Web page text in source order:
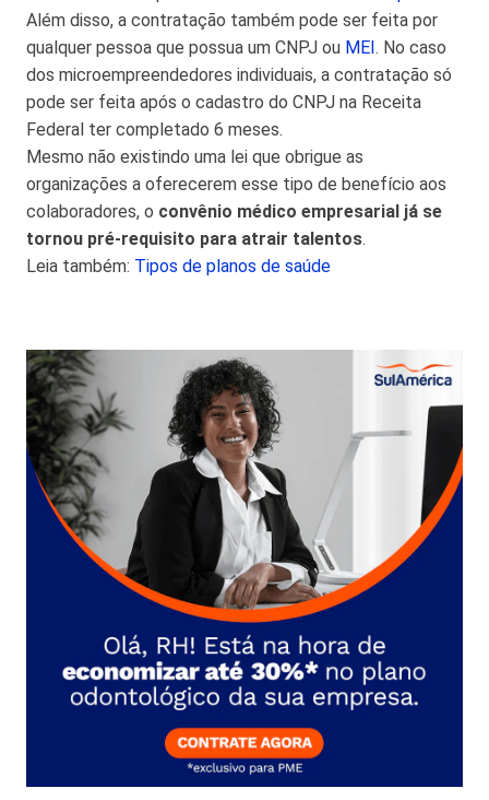
Além disso, a contratação também pode ser feita por
qualquer pessoa que possua um CNPJ ou MEI. No caso
dos microempreendedores individuais, a contratação só
pode ser feita após o cadastro do CNPJ na Receita
Federal ter completado 6 meses.
Mesmo não existindo uma lei que obrigue as
organizações a oferecerem esse tipo de benefício aos
colaboradores, o convênio médico empresarial já se
tornou pré-requisito para atrair talentos.
Leia também: Tipos de planos de saúde